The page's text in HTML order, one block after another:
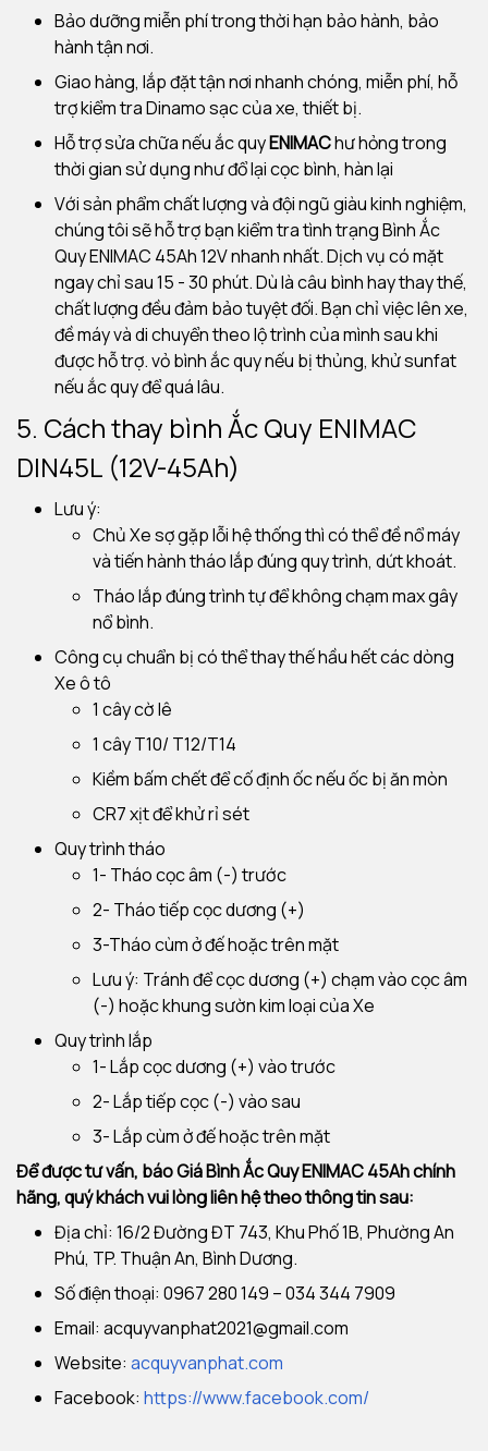
Bảo dưỡng miễn phí trong thời hạn bảo hành, bảo
hành tận nơi.
Giao hàng, lắp đặt tận nơi nhanh chóng, miễn phí, hỗ
trợ kiểm tra Dinamo sạc của xe, thiết bị.
Hỗ trợ sửa chữa nếu ắc quyENIMAChư hỏng trong
thời gian sử dụng như đổ lại cọc bình, hàn lại
Với sản phẩm chất lượng và đội ngũ giàu kinh nghiệm,
chúng tôi sẽ hỗ trợ bạn kiểm tra tình trạng Bình Ắc
Quy ENIMAC 45Ah 12V nhanh nhất. Dịch vụ có mặt
ngay chỉ sau 15 - 30 phút. Dù là câu bình hay thay thế,
chất lượng đều đảm bảo tuyệt đối. Bạn chỉ việc lên xe,
đề máy và di chuyển theo lộ trình của mình sau khi
được hỗ trợ. vỏ bình ắc quy nếu bị thủng, khử sunfat
nếu ắc quy để quá lâu.
5. Cách thay bình Ắc Quy ENIMAC
DIN45L (12V-45Ah)
Lưu ý:
Chủ Xe sợ gặp lỗi hệ thống thì có thể đề nổ máy
và tiến hành tháo lắp đúng quy trình, dứt khoát.
Tháo lắp đúng trình tự để không chạm max gây
nổ bình.
Công cụ chuẩn bị có thể thay thế hầu hết các dòng
Xe ô tô
1 cây cờ lê
1 cây T10/ T12/T14
Kiềm bấm chết để cố định ốc nếu ốc bị ăn mòn
CR7 xịt để khử rỉ sét
Quy trình tháo
1- Tháo cọc âm (-) trước
2- Tháo tiếp cọc dương (+)
3-Tháo cùm ở đế hoặc trên mặt
Lưu ý: Tránh để cọc dương (+) chạm vào cọc âm
(-) hoặc khung sườn kim loại của Xe
Quy trình lắp
1- Lắp cọc dương (+) vào trước
2- Lắp tiếp cọc (-) vào sau
3- Lắp cùm ở đế hoặc trên mặt
Để được tư vấn, báo Giá Bình Ắc Quy ENIMAC 45Ah chính
hãng, quý khách vui lòng liên hệ theo thông tin sau:
Địa chỉ: 16/2 Đường ĐT 743, Khu Phố 1B, Phường An
Phú, TP. Thuận An, Bình Dương.
Số điện thoại: 0967 280 149 – 034 344 7909
Email: acquyvanphat2021@gmail.com
Website: acquyvanphat.com
Facebook: https://www.facebook.com/